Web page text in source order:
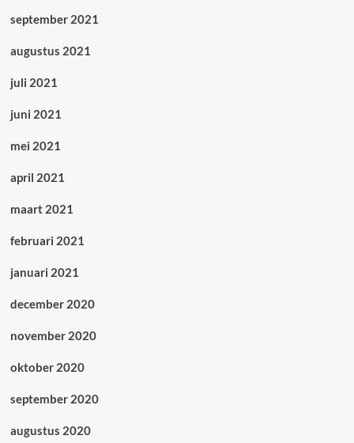
september 2021
augustus 2021
juli 2021
juni 2021
mei 2021
april 2021
maart 2021
februari 2021
januari 2021
december 2020
november 2020
oktober 2020
september 2020
augustus 2020